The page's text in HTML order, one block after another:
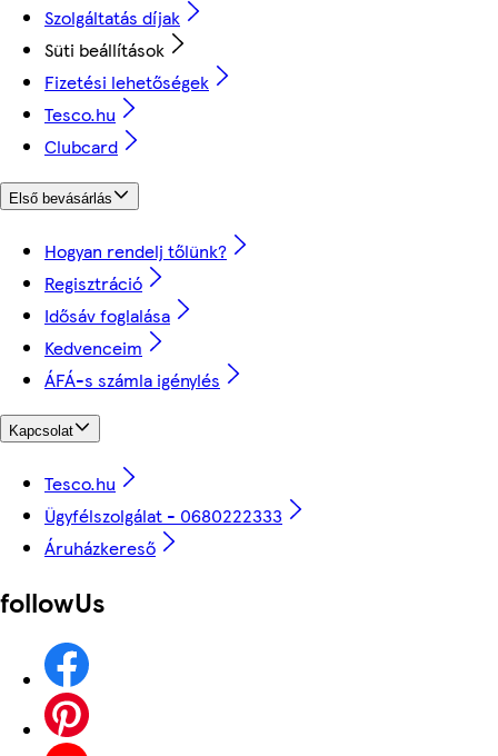
Szolgáltatás díjak
Süti beállítások
Fizetési lehetőségek
Tesco.hu
Clubcard
Első bevásárlás
Hogyan rendelj tőlünk?
Regisztráció
Idősáv foglalása
Kedvenceim
ÁFÁ-s számla igénylés
Kapcsolat
Tesco.hu
Ügyfélszolgálat - 0680222333
Áruházkereső
followUs